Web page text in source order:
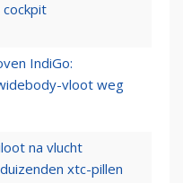
IndiGo:
vloot weg
na vlucht
xtc-pillen